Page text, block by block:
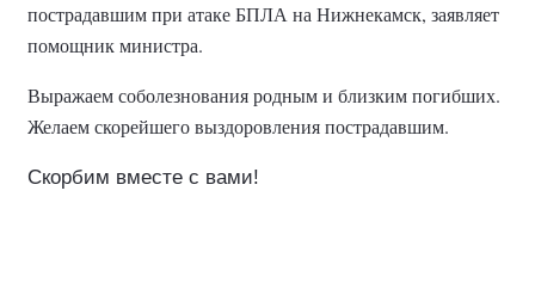
пострадавшим при атаке БПЛА на Нижнекамск, заявляет
помощник министра.
Выражаем соболезнования родным и близким погибших.
Желаем скорейшего выздоровления пострадавшим.
Скорбим вместе с вами!